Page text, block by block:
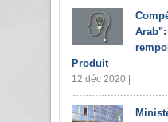
Produit
12 déc 2020 |